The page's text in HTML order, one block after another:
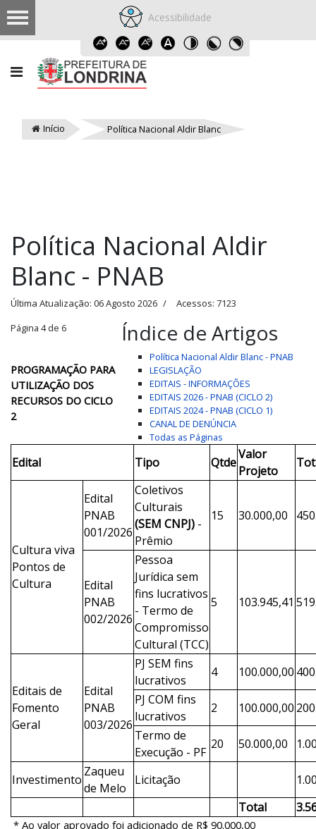
Acessibilidade
Início Política Nacional Aldir Blanc
Política Nacional Aldir
Blanc - PNAB
Última Atualização: 06 Agosto 2026 Acessos: 7123
Índice de Artigos
Política Nacional Aldir Blanc - PNAB
LEGISLAÇÃO
EDITAIS - INFORMAÇÕES
EDITAIS 2026 - PNAB (CICLO 2)
EDITAIS 2024 - PNAB (CICLO 1)
CANAL DE DENÚNCIA
Todas as Páginas
Página 4 de 6
PROGRAMAÇÃO PARA
UTILIZAÇÃO DOS
RECURSOS DO CICLO
2
Edital Tipo Qtde
Valor
Projeto
Cultura viva
Pontos de
Cultura
Edital
PNAB
001/2026
Coletivos
Culturais
(SEM CNPJ) -
Prêmio
15 30.000,00
Edital
PNAB
002/2026
Pessoa
Jurídica sem
fins lucrativos
- Termo de
Compromisso
Cultural (TCC)
5 103.945,41
Editais de
Fomento
Geral
Edital
PNAB
003/2026
PJ SEM fins
lucrativos
4 100.000,00
PJ COM fins
lucrativos
2 100.000,00
Termo de
Execução - PF
20 50.000,00
Investimento
Zaqueu
de Melo
Licitação
Total
* Ao valor aprovado foi adicionado de R$ 90.000,00